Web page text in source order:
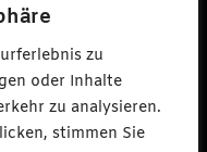
zu
oder Inhalte
zu analysieren.
stimmen Sie